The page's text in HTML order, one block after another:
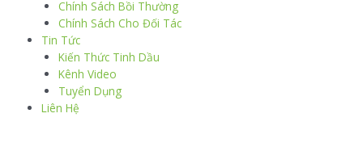
Chính Sách Bồi Thường
Chính Sách Cho Đối Tác
Tin Tức
Kiến Thức Tinh Dầu
Kênh Video
Tuyển Dụng
Liên Hệ